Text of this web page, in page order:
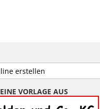
VORLAGE AUS